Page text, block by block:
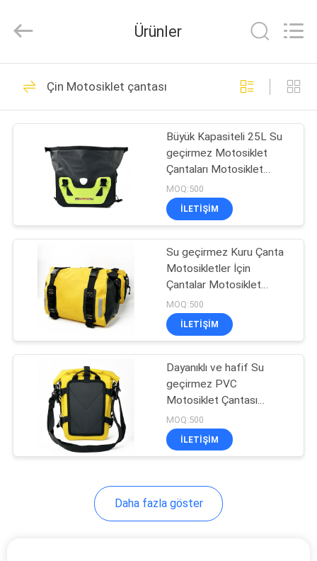
ÜRÜN:%
HAKKIMIZDA
FABRIKA
KALITE
KONTROL
HARITASI
PRIVACY
Rights
Reserved.
ECER
EVA Sert Kılıflar
69
EVA Saklama
Kutusu
49
EVA Taşıma Çantası
Ürünler
Çin Motosiklet çantası
Büyük Kapasiteli 25L Su
geçirmez Motosiklet
Çantaları Motosiklet
Çantası
MOQ:500
ILETIŞIM
Su geçirmez Kuru Çanta
Motosikletler İçin
Çantalar Motosiklet
Çantaları Maceracı
Sürücüler İçin Kalıcı
Depolama Çözümleri
MOQ:500
ILETIŞIM
Dayanıklı ve hafif Su
geçirmez PVC
Motosiklet Çantası
Motosiklet Çantası
MOQ:500
ILETIŞIM
Daha fazla göster